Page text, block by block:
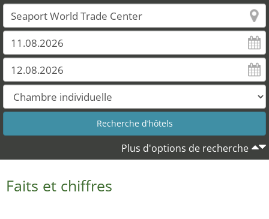
Plus d'options de recherche
Faits et chiffres